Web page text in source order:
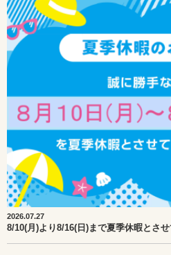
2026.07.27
8/10(月)より8/16(日)まで夏季休暇とさ